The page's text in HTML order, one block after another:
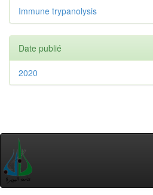
Immune trypanolysis
Date publié
2020